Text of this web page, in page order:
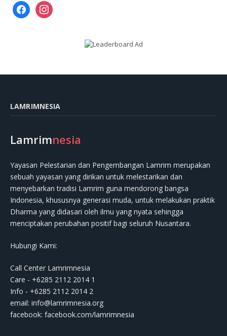
facebookinstagram
LAMRIMNESIA
Lamrimnesia
Yayasan Pelestarian dan Pengembangan Lamrim merupakan
sebuah yayasan yang dirikan untuk melestarikan dan
menyebarkan tradisi Lamrim guna mendorong bangsa
Indonesia, khususnya generasi muda, untuk melakukan praktik
Dharma yang didasari oleh ilmu yang nyata sehingga
menciptakan perubahan positif bagi seluruh Nusantara.
Hubungi Kami:
Call Center Lamrimnesia
Care - +6285 2112 2014 1
Info - +6285 2112 2014 2
email: info@lamrimnesia.org
facebook: facebook.com/lamrimnesia